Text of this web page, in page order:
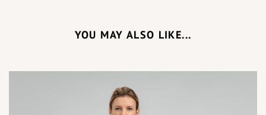
YOU MAY ALSO LIKE...